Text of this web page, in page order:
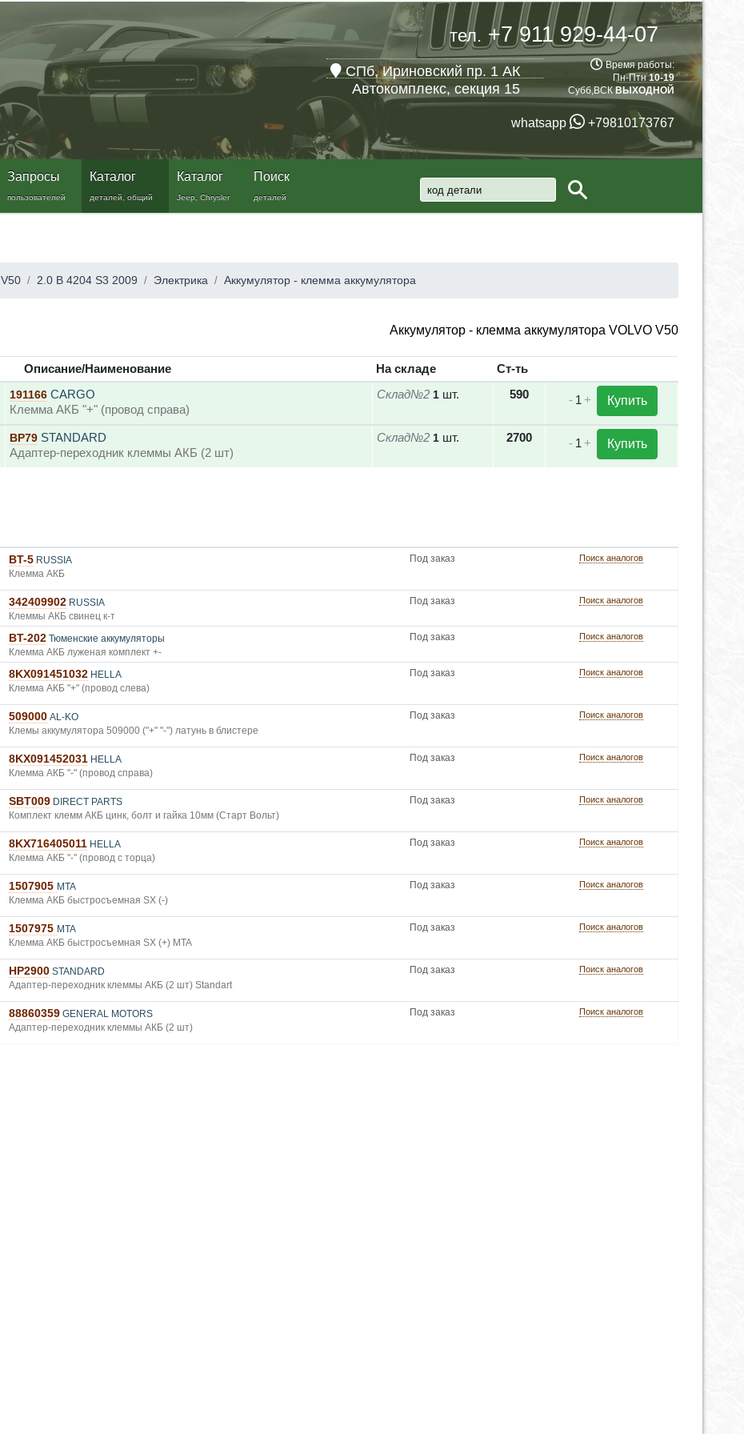
тел. +7 911 929-44-07
СПб, Ириновский пр. 1 АК
Автокомплекс, секция 15
Время работы:
Пн-Птн10-19
Субб,ВСКВЫХОДНОЙ
whatsapp +79810173767
Запросы
пользователей
Каталог
деталей, общий
Каталог
Jeep, Chrysler
Поиск
деталей
V50 2.0 B 4204 S3 2009 Электрика Аккумулятор - клемма аккумулятора
Аккумулятор - клемма аккумулятора VOLVO V50
Описание/Наименование На складе Ст-ть
191166 CARGO
Клемма АКБ "+" (провод справа)
Склад№2 1шт. 590 - 1 + Купить
BP79 STANDARD
Адаптер-переходник клеммы АКБ (2 шт)
Склад№2 1шт. 2700 - 1 + Купить
BT-5 RUSSIA
Клемма АКБ
Под заказ Поиск аналогов
342409902 RUSSIA
Клеммы АКБ свинец к-т
Под заказ Поиск аналогов
BT-202 Тюменские аккумуляторы
Клемма АКБ луженая комплект +-
Под заказ Поиск аналогов
8KX091451032 HELLA
Клемма АКБ "+" (провод слева)
Под заказ Поиск аналогов
509000 AL-KO
Клемы аккумулятора 509000 ("+" "-") латунь в блистере
Под заказ Поиск аналогов
8KX091452031 HELLA
Клемма АКБ "-" (провод справа)
Под заказ Поиск аналогов
SBT009 DIRECT PARTS
Комплект клемм АКБ цинк, болт и гайка 10мм (Старт Вольт)
Под заказ Поиск аналогов
8KX716405011 HELLA
Клемма АКБ "-" (провод с торца)
Под заказ Поиск аналогов
1507905 MTA
Клемма АКБ быстросъемная SX (-)
Под заказ Поиск аналогов
1507975 MTA
Клемма АКБ быстросъемная SX (+) MTA
Под заказ Поиск аналогов
HP2900 STANDARD
Адаптер-переходник клеммы АКБ (2 шт) Standart
Под заказ Поиск аналогов
88860359 GENERAL MOTORS
Адаптер-переходник клеммы АКБ (2 шт)
Под заказ Поиск аналогов